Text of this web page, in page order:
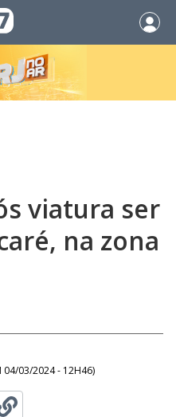
viatura ser
na zona
04/03/2024 - 12H46)